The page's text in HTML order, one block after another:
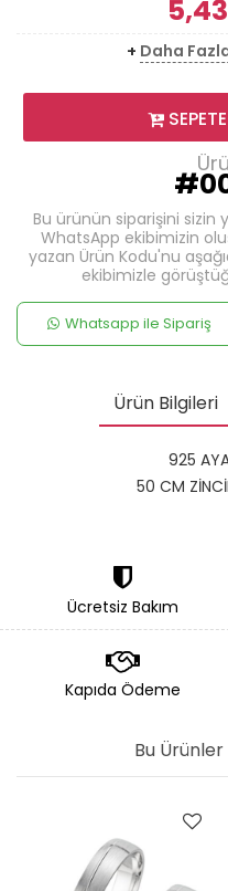
+ Daha
Bu ürünün siparişini sizin
WhatsApp ekibimizin
yazan Ürün Kodu'nu
ekibimizle
Whatsapp ile Sipariş
Ürün Bilgileri
925
50 CM
Ücretsiz Bakım
Kapıda Ödeme
Bu